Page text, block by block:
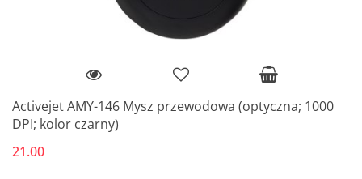
Activejet AMY-146 Mysz przewodowa (optyczna; 1000
DPI; kolor czarny)
21.00